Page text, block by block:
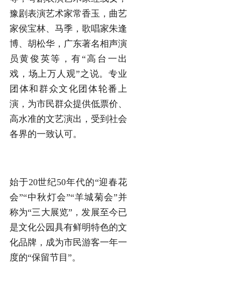
豫剧表演艺术家常香玉，曲艺
家侯宝林、马季，歌唱家朱逢
博、胡松华，广东著名相声演
员黄俊英等，有“高台一出
戏，场上万人观”之说。专业
团体和群众文化团体轮番上
演，为市民群众提供低票价、
高水准的文艺演出，受到社会
各界的一致认可。
始于20世纪50年代的“迎春花
会”“中秋灯会”“羊城菊会”并
称为“三大展览”，发展至今已
是文化公园具有鲜明特色的文
化品牌，成为市民游客一年一
度的“保留节目”。